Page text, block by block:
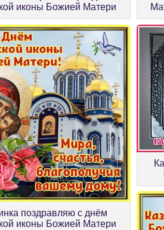
иконы Божией Матери
поздравляю с днём
иконы Божией Матери